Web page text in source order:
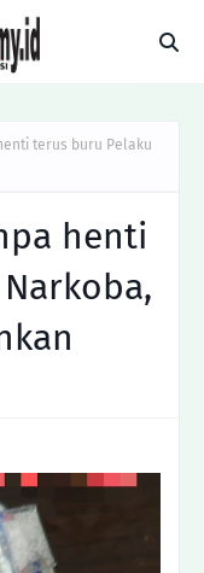
terus buru Pelaku
henti